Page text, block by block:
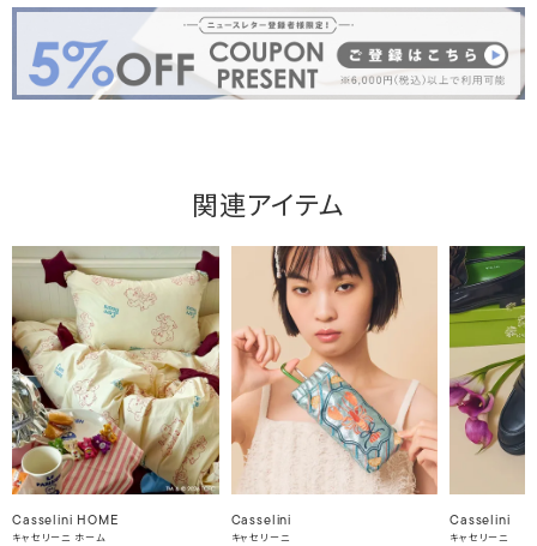
関連アイテム
Casselini HOME
キャセリーニ ホーム
Casselini
キャセリーニ
Casselini
キャセリーニ